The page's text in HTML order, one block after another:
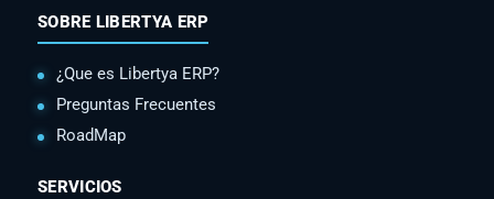
SOBRE LIBERTYA ERP
¿Que es Libertya ERP?
Preguntas Frecuentes
RoadMap
SERVICIOS